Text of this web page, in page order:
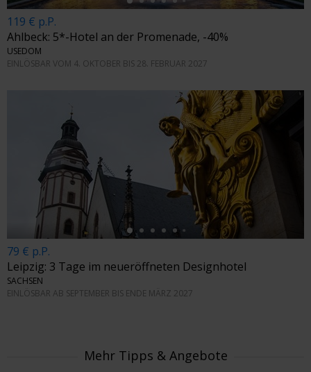
119 € p.P.
Ahlbeck: 5*-Hotel an der Promenade, -40%
USEDOM
EINLÖSBAR VOM 4. OKTOBER BIS 28. FEBRUAR 2027
←
79 € p.P.
Leipzig: 3 Tage im neueröffneten Designhotel
SACHSEN
EINLÖSBAR AB SEPTEMBER BIS ENDE MÄRZ 2027
Mehr Tipps & Angebote